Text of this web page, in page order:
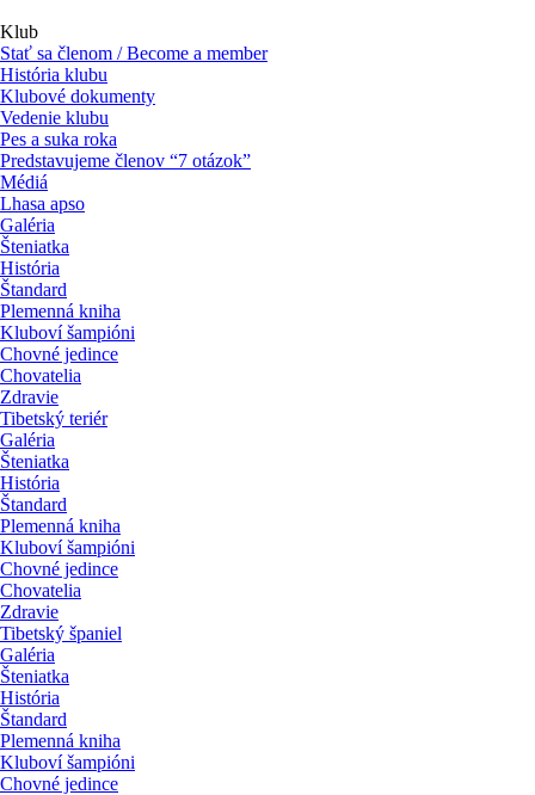
Klub
Stať sa členom / Become a member
História klubu
Klubové dokumenty
Vedenie klubu
Pes a suka roka
Predstavujeme členov “7 otázok”
Médiá
Lhasa apso
Galéria
Šteniatka
História
Štandard
Plemenná kniha
Kluboví šampióni
Chovné jedince
Chovatelia
Zdravie
Tibetský teriér
Galéria
Šteniatka
História
Štandard
Plemenná kniha
Kluboví šampióni
Chovné jedince
Chovatelia
Zdravie
Tibetský španiel
Galéria
Šteniatka
História
Štandard
Plemenná kniha
Kluboví šampióni
Chovné jedince